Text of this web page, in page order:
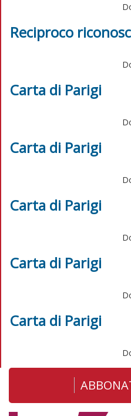
Reciproco
Carta di Parigi
Carta di Parigi
Carta di Parigi
Carta di Parigi
Carta di Parigi